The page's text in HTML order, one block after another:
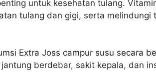
untuk kesehatan tulang.
tulang dan gigi, serta melindungi
Extra Joss campur susu secara
berdebar, sakit kepala, dan